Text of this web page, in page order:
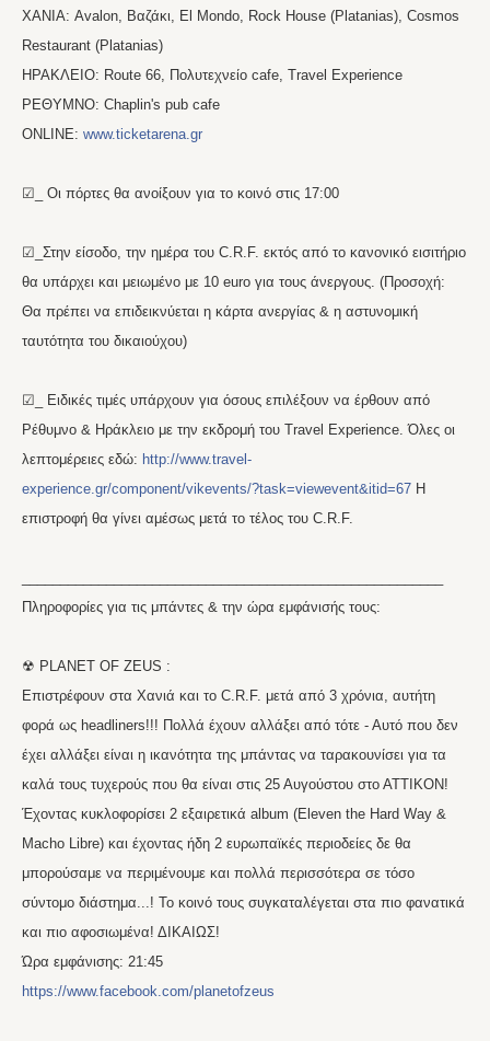
XANIA: Αvalon, Βαζάκι, El Mondo, Rock House (Platanias), Cosmos
Restaurant (Platanias)
HΡΑΚΛΕΙΟ: Route 66, Πολυτεχνείο cafe, Travel Experience
ΡΕΘΥΜΝΟ: Chaplin's pub cafe
ONLINE: www.ticketarena.gr
☑_ Οι πόρτες θα ανοίξουν για το κοινό στις 17:00
☑_Στην είσοδο, την ημέρα του C.R.F. εκτός από το κανονικό εισιτήριο
θα υπάρχει και μειωμένο με 10 euro για τους άνεργους. (Προσοχή:
Θα πρέπει να επιδεικνύεται η κάρτα ανεργίας & η αστυνομική
ταυτότητα του δικαιούχου)
☑_ Ειδικές τιμές υπάρχουν για όσους επιλέξουν να έρθουν από
Ρέθυμνο & Ηράκλειο με την εκδρομή του Travel Experience. Όλες οι
λεπτομέρειες εδώ: http://www.travel-
experience.gr/component/vikevents/?task=viewevent&itid=67 Η
επιστροφή θα γίνει αμέσως μετά το τέλος του C.R.F.
Πληροφορίες για τις μπάντες & την ώρα εμφάνισής τους:
☢ PLANET OF ZEUS :
Eπιστρέφουν στα Χανιά και το C.R.F. μετά από 3 χρόνια, αυτήτη
φορά ως headliners!!! Πολλά έχουν αλλάξει από τότε - Αυτό που δεν
έχει αλλάξει είναι η ικανότητα της μπάντας να ταρακουνίσει για τα
καλά τους τυχερούς που θα είναι στις 25 Αυγούστου στο ΑΤΤΙΚΟΝ!
Έχοντας κυκλοφορίσει 2 εξαιρετικά album (Eleven the Hard Way &
Macho Libre) και έχοντας ήδη 2 ευρωπαϊκές περιοδείες δε θα
μπορούσαμε να περιμένουμε και πολλά περισσότερα σε τόσο
σύντομο διάστημα...! Το κοινό τους συγκαταλέγεται στα πιο φανατικά
και πιο αφοσιωμένα! ΔΙΚΑΙΩΣ!
Ώρα εμφάνισης: 21:45
https://www.facebook.com/planetofzeus